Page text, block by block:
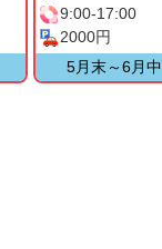
9:00-17:00
2000円
5月末～6月中